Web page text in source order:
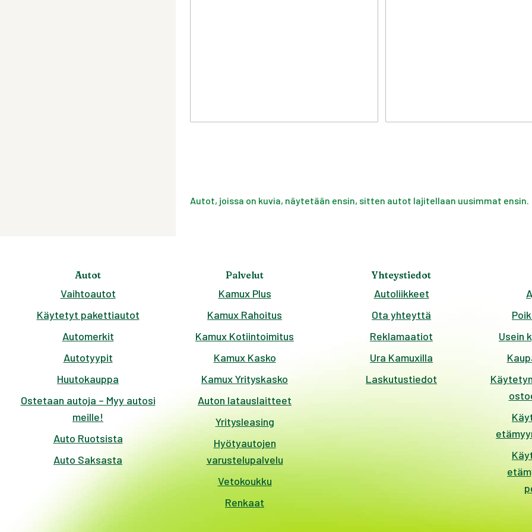
Autot, joissa on kuvia, näytetään ensin, sitten autot lajitellaan uusimmat ensin.
Autot
Vaihtoautot
Käytetyt pakettiautot
Automerkit
Autotyypit
Huutokauppa
Ostetaan autoja – Myy autosi
meille!
Auto Ruotsista
Auto Saksasta
Palvelut
Kamux Plus
Kamux Rahoitus
Kamux Kotiintoimitus
Kamux Kasko
Kamux Yrityskasko
Auton latauslaitteet
Yritysleasing
Hyötyautojen
varustelupalvelu
Vetokoukku
Renkaat
Yhteystiedot
Autoliikkeet
Ota yhteyttä
Reklamaatiot
Ura Kamuxilla
Laskutustiedot
Usein